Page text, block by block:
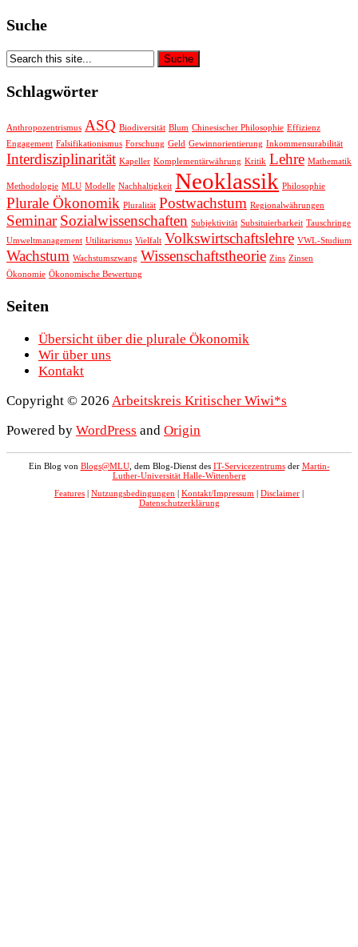
Suche
Schlagwörter
Anthropozentrismus ASQ Biodiversität Blum Chinesischer Philosophie Effizienz
Engagement Falsifikationismus Forschung Geld Gewinnorientierung Inkommensurabilität
Interdisziplinarität Kapeller Komplementärwährung Kritik Lehre Mathematik
Methodologie MLU Modelle Nachhaltigkeit Neoklassik Philosophie
Plurale Ökonomik Pluralität Postwachstum Regionalwährungen
Seminar Sozialwissenschaften Subjektivität Subsituierbarkeit Tauschringe
Umweltmanagement Utilitarismus Vielfalt Volkswirtschaftslehre VWL-Studium
Wachstum Wachstumszwang Wissenschaftstheorie Zins Zinsen
Ökonomie Ökonomische Bewertung
Seiten
Übersicht über die plurale Ökonomik
Wir über uns
Kontakt
Copyright © 2026 Arbeitskreis Kritischer Wiwi*s
Powered by WordPress and Origin
Ein Blog von Blogs@MLU, dem Blog-Dienst des IT-Servicezentrumsder Martin-
Luther-Universität Halle-Wittenberg
Features | Nutzungsbedingungen | Kontakt/Impressum | Disclaimer |
Datenschutzerklärung